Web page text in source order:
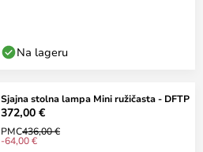
Na lageru
Sjajna stolna lampa Mini ružičasta - DFTP
372,00 €
PMC436,00 €
-64,00 €